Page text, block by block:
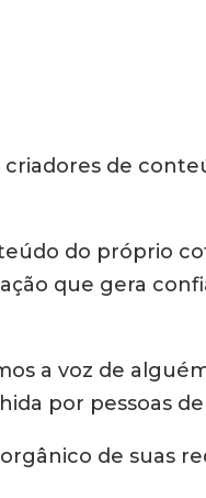
de
do próprio
que gera
a voz de
por pessoas
de suas